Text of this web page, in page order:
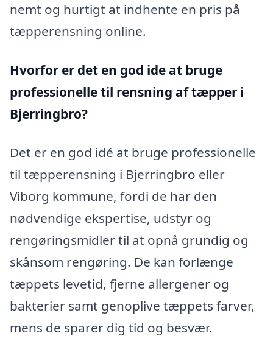
nemt og hurtigt at indhente en pris på
tæpperensning online.
Hvorfor er det en god ide at bruge
professionelle til rensning af tæpper i
Bjerringbro?
Det er en god idé at bruge professionelle
til tæpperensning i Bjerringbro eller
Viborg kommune, fordi de har den
nødvendige ekspertise, udstyr og
rengøringsmidler til at opnå grundig og
skånsom rengøring. De kan forlænge
tæppets levetid, fjerne allergener og
bakterier samt genoplive tæppets farver,
mens de sparer dig tid og besvær.